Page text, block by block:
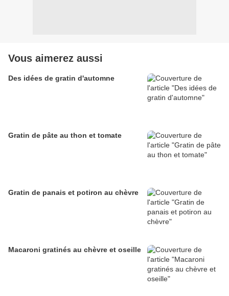
Vous aimerez aussi
Des idées de gratin d'automne
Gratin de pâte au thon et tomate
Gratin de panais et potiron au chèvre
Macaroni gratinés au chèvre et oseille